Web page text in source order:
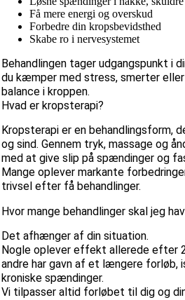
Få mere energi og overskud
Forbedre din kropsbevidsthed
Skabe ro i nervesystemet
Behandlingen tager udgangspunkt i
du kæmper med stress, smerter
balance i kroppen.
Hvad er kropsterapi?
Kropsterapi er en behandlingsform,
og sind. Gennem tryk, massage og
med at give slip på spændinger og
Mange oplever markante
trivsel efter få behandlinger.
Hvor mange behandlinger skal jeg
Det afhænger af din situation.
Nogle oplever effekt allerede efter
andre har gavn af et længere forløb,
kroniske spændinger.
Vi tilpasser altid forløbet til dig og